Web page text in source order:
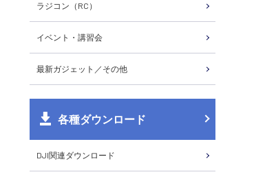
ラジコン（RC）
イベント・講習会
最新ガジェット／その他
各種ダウンロード
DJI関連ダウンロード